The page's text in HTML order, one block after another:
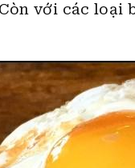
với các loại